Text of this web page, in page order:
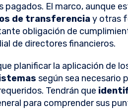
El marco, aunque
de transferenciay otras
obligación de
de directores financieros.
planificar la aplicación de
según sea necesario
Tendrán que
para comprender sus